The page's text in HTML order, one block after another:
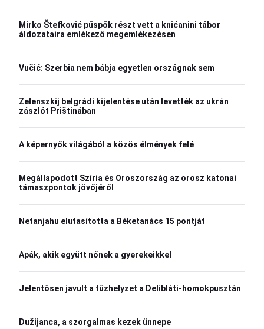
Mirko Štefković püspök részt vett a knićanini tábor
áldozataira emlékező megemlékezésen
Vučić: Szerbia nem bábja egyetlen országnak sem
Zelenszkij belgrádi kijelentése után levették az ukrán
zászlót Prištinában
A képernyők világából a közös élmények felé
Megállapodott Szíria és Oroszország az orosz katonai
támaszpontok jövőjéről
Netanjahu elutasította a Béketanács 15 pontját
Apák, akik együtt nőnek a gyerekeikkel
Jelentősen javult a tűzhelyzet a Delibláti-homokpusztán
Dužijanca, a szorgalmas kezek ünnepe